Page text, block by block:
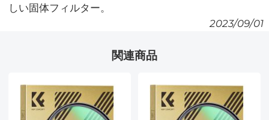
しい固体フィルター。
2023/09/01
関連商品